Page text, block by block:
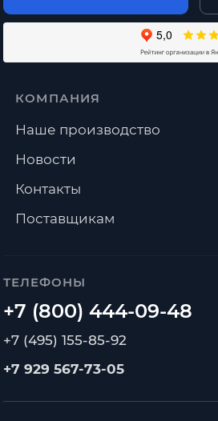
ТЕЛЕФОНЫ
+7 (495) 155-85-92
+7 929 567-73-05
КОМПАНИЯ
Наше производство
Новости
Контакты
Поставщикам